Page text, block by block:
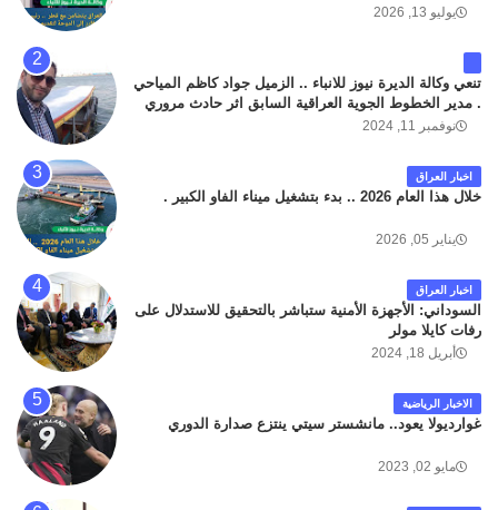
يوليو 13, 2026
تنعي وكالة الديرة نيوز للانباء .. الزميل جواد كاظم المياحي
. مدير الخطوط الجوية العراقية السابق اثر حادث مروري
داخل مطار البصرة الدولي اليوم الاثنين على الطريق
كان سبب الحادث يعود لتصادم عجلته مع عجلة نوع كيا بنكو
تابعة لشركة الهلال الماسكة لإعمار مطار البصرة الدولي .
سائلين الله عز وجل ان يتغمد الفقيد بواسع رحمته ، و انا
نوفمبر 11, 2024
اخبار العراق
خلال هذا العام 2026 .. بدء بتشغيل ميناء الفاو الكبير .
يناير 05, 2026
اخبار العراق
السوداني: الأجهزة الأمنية ستباشر بالتحقيق للاستدلال على
رفات كايلا مولر
أبريل 18, 2024
الاخبار الرياضية
غوارديولا يعود.. مانشستر سيتي ينتزع صدارة الدوري
مايو 02, 2023